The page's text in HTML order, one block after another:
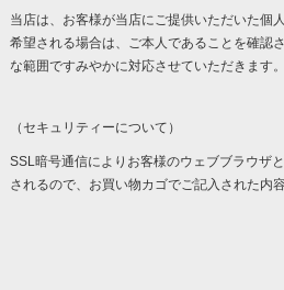
当店は、お客様が当店にご提供いただいた個
希望される場合は、ご本人であることを確認
な範囲ですみやかに対応させていただきます。
（セキュリティーについて）
SSL暗号通信によりお客様のウェブブラウザ
されるので、お買い物カゴでご記入された内